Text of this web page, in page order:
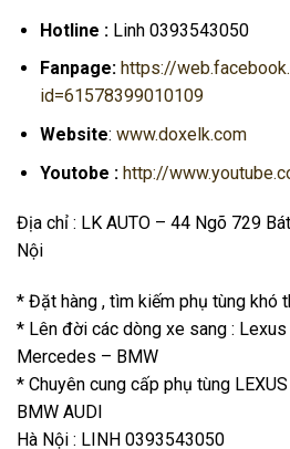
Hotline :Linh 0393543050
Fanpage: https://
id=61578399010109
Website: www.doxelk.com
Youtobe : http://
Địa chỉ : LK AUTO – 44 Ngõ 729
Nội
* Đặt hàng , tìm kiếm phụ tùng khó
* Lên đời các dòng xe sang :
Mercedes – BMW
* Chuyên cung cấp phụ tùng LEXUS
BMW AUDI
Hà Nội : LINH 0393543050